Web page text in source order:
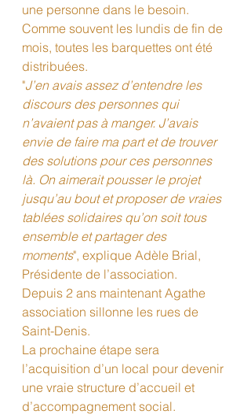
une personne dans le besoin.
Comme souvent les lundis de fin de
mois, toutes les barquettes ont été
distribuées.
"J’en avais assez d’entendre les
discours des personnes qui
n’avaient pas à manger. J’avais
envie de faire ma part et de trouver
des solutions pour ces personnes
là. On aimerait pousser le projet
jusqu’au bout et proposer de vraies
tablées solidaires qu’on soit tous
ensemble et partager des
moments", explique Adèle Brial,
Présidente de l’association.
Depuis 2 ans maintenant Agathe
association sillonne les rues de
Saint-Denis.
La prochaine étape sera
l’acquisition d’un local pour devenir
une vraie structure d’accueil et
d’accompagnement social.